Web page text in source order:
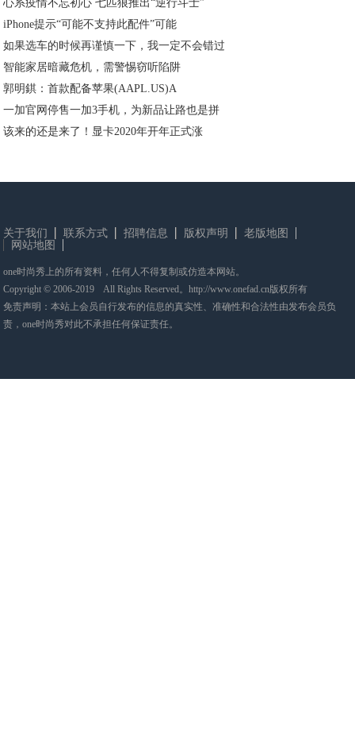
心系疫情不忘初心 七匹狼推出“逆行斗士”
iPhone提示“可能不支持此配件”可能
如果选车的时候再谨慎一下，我一定不会错过
智能家居暗藏危机，需警惕窃听陷阱
郭明錤：首款配备苹果(AAPL.US)A
一加官网停售一加3手机，为新品让路也是拼
该来的还是来了！显卡2020年开年正式涨
关于我们 联系方式 招聘信息 版权声明
老版地图
网站地图
one时尚秀上的所有资料，任何人不得复制或仿造本网站。
Copyright © 2006-2019 All Rights Reserved。http://www.onefad.cn版权所有
免责声明：本站上会员自行发布的信息的真实性、准确性和合法性由发布会员负
责，one时尚秀对此不承担任何保证责任。